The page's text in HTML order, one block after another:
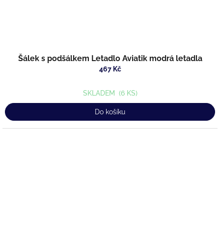
Šálek s podšálkem Letadlo Aviatik modrá letadla
467 Kč
SKLADEM (6 KS)
Do košíku